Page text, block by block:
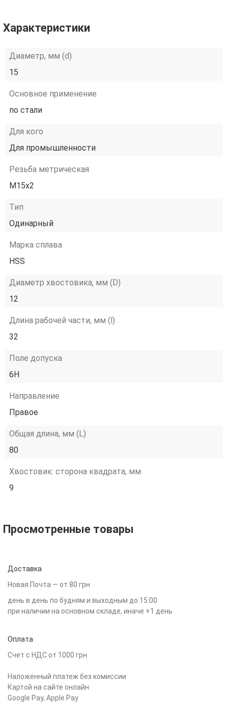
Характеристики
Диаметр, мм (d)
15
Основное применение
по стали
Для кого
Для промышленности
Резьба метрическая
М15х2
Тип
Одинарный
Марка сплава
HSS
Диаметр хвостовика, мм (D)
12
Длина рабочей части, мм (l)
32
Поле допуска
6H
Направление
Правое
Общая длина, мм (L)
80
Хвостовик: сторона квадрата, мм
9
Просмотренные товары
Доставка
Новая Почта — от 80 грн
день в день по будням и выходным до 15:00
при наличии на основном складе, иначе +1 день
Оплата
Счет с НДС от 1000 грн
Наложенный платеж без комиссии
Картой на сайте онлайн
Google Pay, Apple Pay